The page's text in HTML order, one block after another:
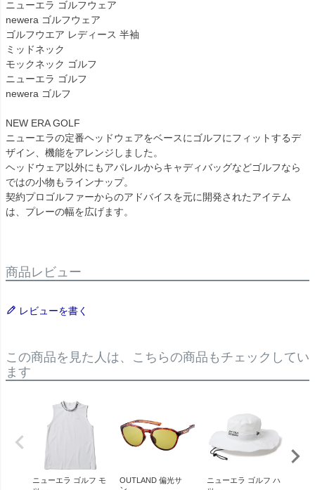
ニューエラ ゴルフウェア
newera ゴルフウェア
ゴルフウエア レディース 半袖
ミッドネック
モックネック ゴルフ
ニューエラ ゴルフ
newera ゴルフ
NEW ERA GOLF
ニューエラの定番ヘッドウェアをベースにゴルフにフィットするデ
ザイン、機能をアレンジしました。
ヘッドウェア以外にもアパレルからキャディバッグなどゴルフなら
ではの小物もラインナップ。
契約プロゴルファーからのアドバイスを元に開発されたアイテム
は、プレーの幅を広げます。
商品レビュー
レビューを書く
この商品を見た人は、こちらの商品もチェックしてい
ます
ニューエラ ゴルフ モ
OUTLAND 偏光サ
ニューエラ ゴルフ ハ